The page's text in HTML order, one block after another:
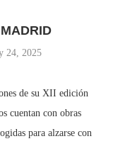
24, 2025
de su XII edición
cuentan con obras
para alzarse con